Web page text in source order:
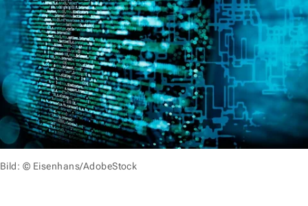
Bild: © Eisenhans/AdobeStock